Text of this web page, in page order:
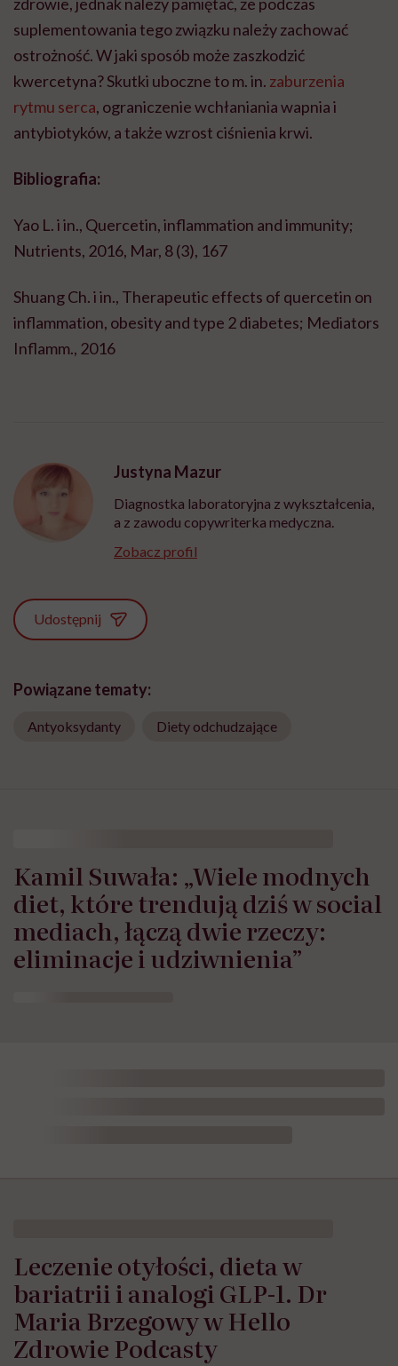
suplementowania tego związku należy zachować
ostrożność. W jaki sposób może zaszkodzić
kwercetyna? Skutki uboczne to m. in. zaburzenia
rytmu serca, ograniczenie wchłaniania wapnia i
antybiotyków, a także wzrost ciśnienia krwi.
Bibliografia:
Yao L. i in., Quercetin, inflammation and immunity;
Nutrients, 2016, Mar, 8 (3), 167
Shuang Ch. i in., Therapeutic effects of quercetin on
inflammation, obesity and type 2 diabetes; Mediators
Inflamm., 2016
Justyna Mazur
Diagnostka laboratoryjna z wykształcenia,
a z zawodu copywriterka medyczna.
Zobacz profil
Udostępnij
Powiązane tematy:
Antyoksydanty Diety odchudzające
Kamil Suwała: „Wiele modnych
diet, które trendują dziś w social
mediach, łączą dwie rzeczy:
eliminacje i udziwnienia”
Leczenie otyłości, dieta w
bariatrii i analogi GLP-1. Dr
Maria Brzegowy w Hello
Zdrowie Podcasty